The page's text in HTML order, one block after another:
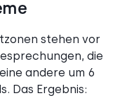
stehen vor
die
andere um 6
Das Ergebnis: